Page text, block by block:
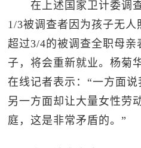
在上述国家卫计委调查
1/3被调查者因为孩子无人
超过3/4的被调查全职母
子，将会重新就业。杨菊
在线记者表示：“一方面说
另一方面却让大量女性劳
庭，这是非常矛盾的。”